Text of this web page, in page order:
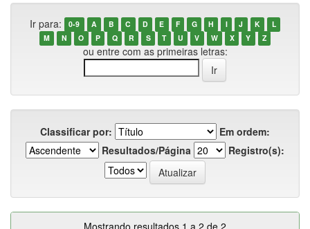
Ir para: 0-9 A B C D E F G H I J K
L
M
N O P Q R S T U V W X Y Z
ou entre com as primeiras letras:
Classificar por:
Em ordem:
Resultados/Página
Registro(s):
Mostrando resultados 1 a 2 de 2